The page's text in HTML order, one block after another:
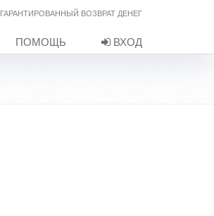
ГАРАНТИРОВАННЫЙ ВОЗВРАТ ДЕНЕГ
ПОМОЩЬ ВХОД